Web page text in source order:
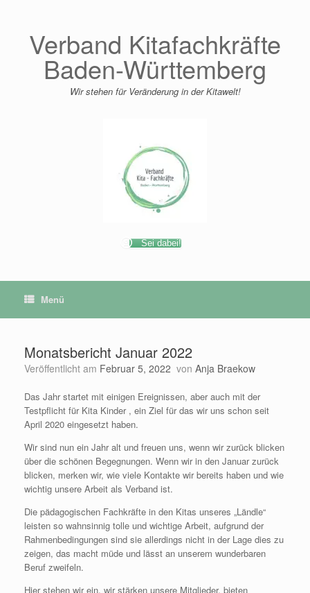
Verband Kitafachkräfte
Baden-Württemberg
Wir stehen für Veränderung in der Kitawelt!
Sei dabei!
Menü
Monatsbericht Januar 2022
Veröffentlicht am Februar 5, 2022 von Anja Braekow
Das Jahr startet mit einigen Ereignissen, aber auch mit der
Testpflicht für Kita Kinder , ein Ziel für das wir uns schon seit
April 2020 eingesetzt haben.
Wir sind nun ein Jahr alt und freuen uns, wenn wir zurück blicken
über die schönen Begegnungen. Wenn wir in den Januar zurück
blicken, merken wir, wie viele Kontakte wir bereits haben und wie
wichtig unsere Arbeit als Verband ist.
Die pädagogischen Fachkräfte in den Kitas unseres „Ländle“
leisten so wahnsinnig tolle und wichtige Arbeit, aufgrund der
Rahmenbedingungen sind sie allerdings nicht in der Lage dies zu
zeigen, das macht müde und lässt an unserem wunderbaren
Beruf zweifeln.
Hier stehen wir ein, wir stärken unsere Mitglieder, bieten